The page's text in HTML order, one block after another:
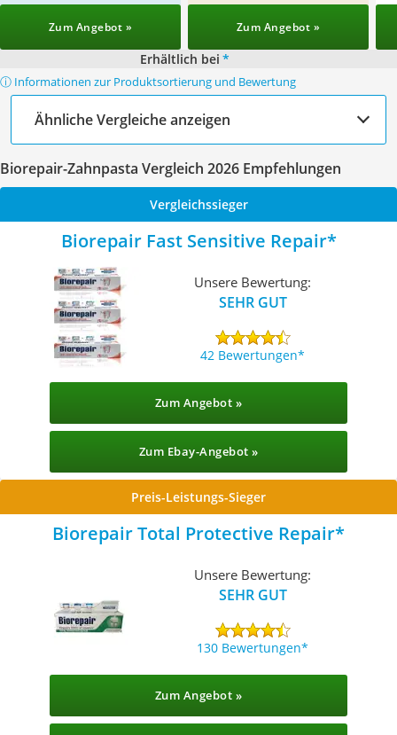
Zum Angebot » Zum Angebot »
Erhältlich bei *
ⓘ Informationen zur Produktsortierung und Bewertung
Ähnliche Vergleiche anzeigen
Biorepair-Zahnpasta Vergleich 2026 Empfehlungen
Vergleichssieger
Biorepair Fast Sensitive Repair
Unsere Bewertung:
SEHR GUT
42 Bewertungen
Zum Angebot »
Zum Ebay-Angebot »
Preis-Leistungs-Sieger
Biorepair Total Protective Repair
Unsere Bewertung:
SEHR GUT
130 Bewertungen
Zum Angebot »